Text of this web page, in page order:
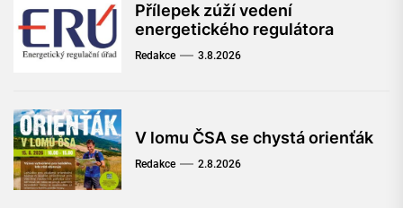
Přílepek zúží vedení
energetického regulátora
Redakce 3.8.2026
V lomu ČSA se chystá orienťák
Redakce 2.8.2026